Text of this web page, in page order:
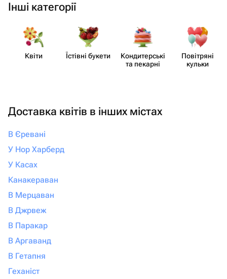
Інші категорії
Квіти Їстівні букети
Кондит​ерські
та пекарні
Повітряні
кульки
Доставка квітів в інших містах
В Єревані
У Нор Харберд
У Касах
Канакераван
В Мерцаван
В Джрвеж
В Паракар
В Аргаванд
В Гетапня
Геханіст